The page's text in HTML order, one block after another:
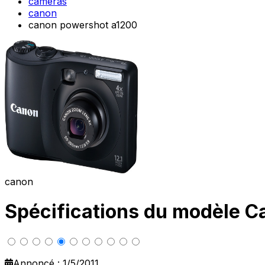
canon
canon powershot a1200
canon
Spécifications du modèle